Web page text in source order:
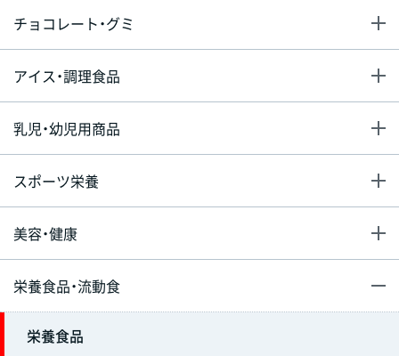
チョコレート・グミ
アイス・調理食品
乳児・幼児用商品
スポーツ栄養
美容・健康
栄養食品・流動食
栄養食品